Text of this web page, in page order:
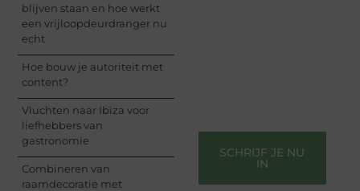
blijven staan en hoe werkt
een vrijloopdeurdranger nu
echt
Hoe bouw je autoriteit met
content?
Vluchten naar Ibiza voor
liefhebbers van
gastronomie
Combineren van
raamdecoratie met
SCHRIJF JE NU
IN